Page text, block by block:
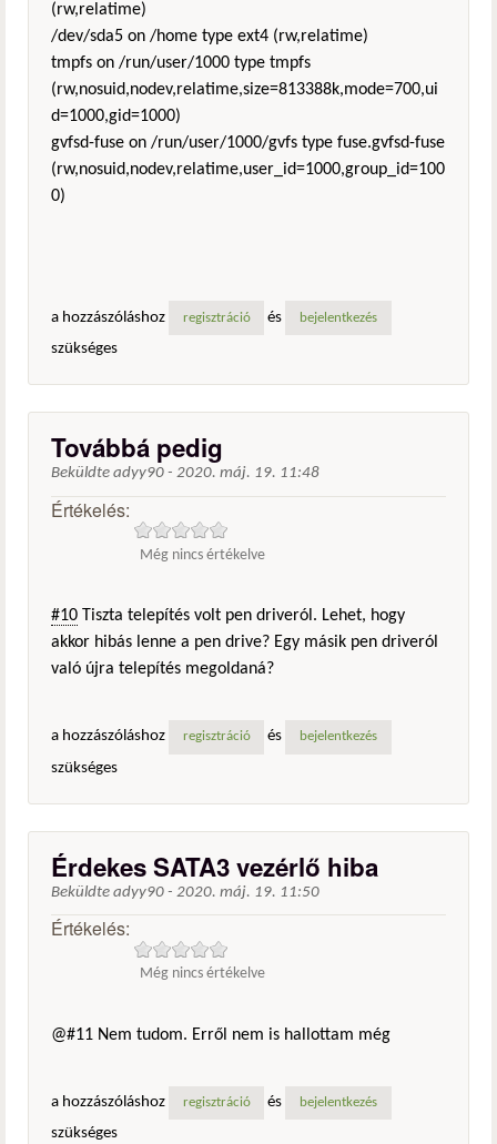
(rw,relatime)
/dev/sda5 on /home type ext4 (rw,relatime)
tmpfs on /run/user/1000 type tmpfs
(rw,nosuid,nodev,relatime,size=813388k,mode=700,ui
d=1000,gid=1000)
gvfsd-fuse on /run/user/1000/gvfs type fuse.gvfsd-fuse
(rw,nosuid,nodev,relatime,user_id=1000,group_id=100
0)
a hozzászóláshoz regisztráció és bejelentkezés
szükséges
Továbbá pedig
Beküldte adyy90 - 2020. máj. 19. 11:48
Értékelés:
Még nincs értékelve
#10 Tiszta telepítés volt pen driveról. Lehet, hogy
akkor hibás lenne a pen drive? Egy másik pen driveról
való újra telepítés megoldaná?
a hozzászóláshoz regisztráció és bejelentkezés
szükséges
Érdekes SATA3 vezérlő hiba
Beküldte adyy90 - 2020. máj. 19. 11:50
Értékelés:
Még nincs értékelve
@#11 Nem tudom. Erről nem is hallottam még
a hozzászóláshoz regisztráció és bejelentkezés
szükséges